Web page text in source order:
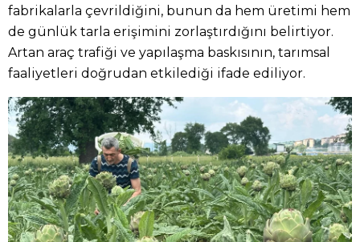
fabrikalarla çevrildiğini, bunun da hem üretimi hem
de günlük tarla erişimini zorlaştırdığını belirtiyor.
Artan araç trafiği ve yapılaşma baskısının, tarımsal
faaliyetleri doğrudan etkilediği ifade ediliyor.